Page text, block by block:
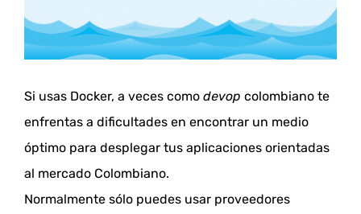
Si usas Docker, a veces como devop colombiano te
enfrentas a dificultades en encontrar un medio
óptimo para desplegar tus aplicaciones orientadas
al mercado Colombiano.
Normalmente sólo puedes usar proveedores